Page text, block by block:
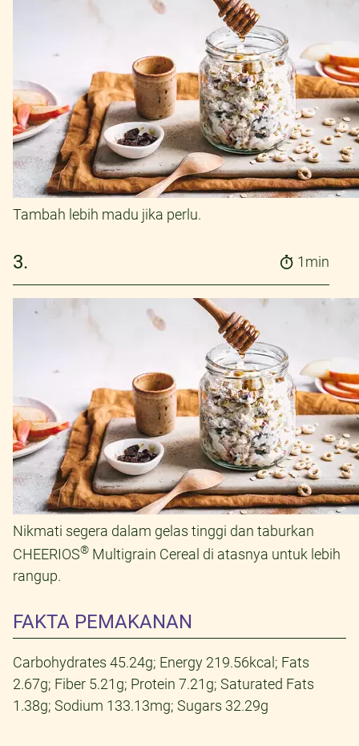
Tambah lebih madu jika perlu.
3. 1min
Nikmati segera dalam gelas tinggi dan taburkan
CHEERIOS® Multigrain Cereal di atasnya untuk lebih
rangup.
FAKTA PEMAKANAN
Carbohydrates 45.24g; Energy 219.56kcal; Fats
2.67g; Fiber 5.21g; Protein 7.21g; Saturated Fats
1.38g; Sodium 133.13mg; Sugars 32.29g